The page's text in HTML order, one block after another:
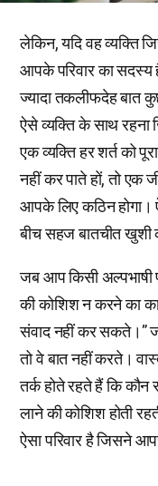
लेकिन, यदि वह व्यक्ति
आपके परिवार का सदस्य
ज्यादा तकलीफदेह बात
ऐसे व्यक्ति के साथ
एक व्यक्ति हर शर्त को
नहीं कर पाते हों, तो एक
आपके लिए कठिन होगा।
बीच सहज बातचीत खुशी
जब आप किसी अल्पभाषी
की कोशिश न करने का
संवाद नहीं कर सकते।”
तो वे बात नहीं करते।
तर्क होते रहते हैं कि
लाने की कोशिश होती
ऐसा परिवार है जिसने